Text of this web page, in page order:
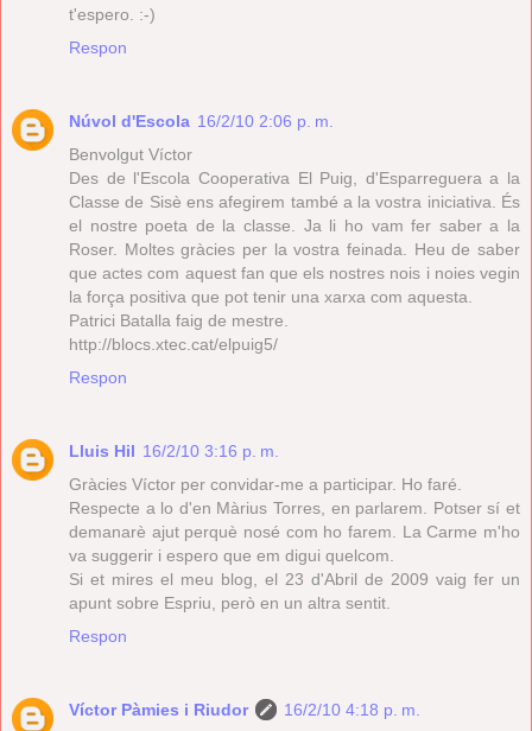
t'espero. :-)
Respon
Núvol d'Escola 16/2/10 2:06 p. m.
Benvolgut Víctor
Des de l'Escola Cooperativa El Puig, d'Esparreguera a la
Classe de Sisè ens afegirem també a la vostra iniciativa. És
el nostre poeta de la classe. Ja li ho vam fer saber a la
Roser. Moltes gràcies per la vostra feinada. Heu de saber
que actes com aquest fan que els nostres nois i noies vegin
la força positiva que pot tenir una xarxa com aquesta.
Patrici Batalla faig de mestre.
http://blocs.xtec.cat/elpuig5/
Respon
Lluis Hil 16/2/10 3:16 p. m.
Gràcies Víctor per convidar-me a participar. Ho faré.
Respecte a lo d'en Màrius Torres, en parlarem. Potser sí et
demanarè ajut perquè nosé com ho farem. La Carme m'ho
va suggerir i espero que em digui quelcom.
Si et mires el meu blog, el 23 d'Abril de 2009 vaig fer un
apunt sobre Espriu, però en un altra sentit.
Respon
Víctor Pàmies i Riudor
16/2/10 4:18 p. m.